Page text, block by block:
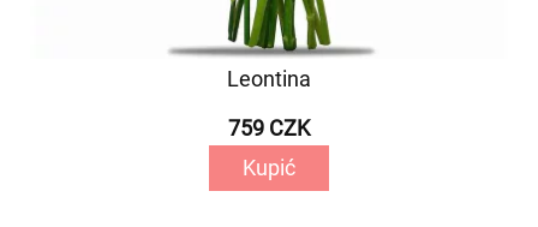
Leontina
759 CZK
Kupić